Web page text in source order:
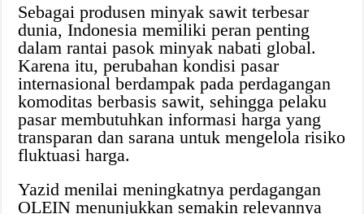
Sebagai produsen minyak sawit terbesar
dunia, Indonesia memiliki peran penting
dalam rantai pasok minyak nabati global.
Karena itu, perubahan kondisi pasar
internasional berdampak pada perdagangan
komoditas berbasis sawit, sehingga pelaku
pasar membutuhkan informasi harga yang
transparan dan sarana untuk mengelola risiko
fluktuasi harga.
Yazid menilai meningkatnya perdagangan
OLEIN menunjukkan semakin relevannya